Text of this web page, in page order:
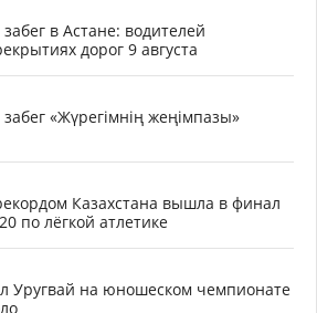
в Астане: водителей
дорог 9 августа
«Жүрегімнің жеңімпазы»
Казахстана вышла в финал
по лёгкой атлетике
Уругвай на юношеском чемпионате